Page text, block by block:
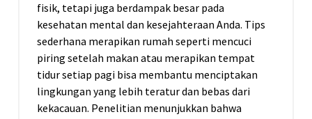
fisik, tetapi juga berdampak besar pada
kesehatan mental dan kesejahteraan Anda. Tips
sederhana merapikan rumah seperti mencuci
piring setelah makan atau merapikan tempat
tidur setiap pagi bisa membantu menciptakan
lingkungan yang lebih teratur dan bebas dari
kekacauan. Penelitian menunjukkan bahwa